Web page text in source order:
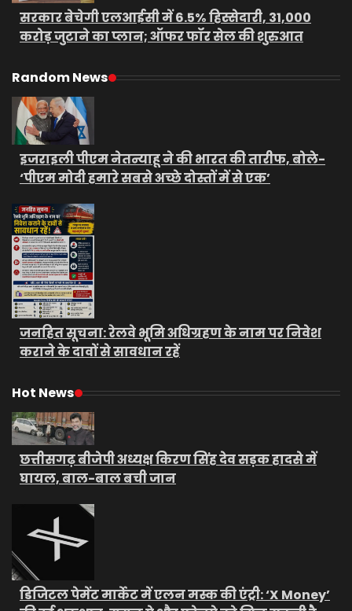
सरकार बेचेगी एलआईसी में 6.5% हिस्सेदारी, 31,000
करोड़ जुटाने का प्लान; ऑफर फॉर सेल की शुरुआत
Random News
इजराइली पीएम नेतन्याहू ने की भारत की तारीफ, बोले-
‘पीएम मोदी हमारे सबसे अच्छे दोस्तों में से एक’
जनहित सूचना: रेलवे भूमि अधिग्रहण के नाम पर निवेश
कराने के दावों से सावधान रहें
Hot News
छत्तीसगढ़ बीजेपी अध्यक्ष किरण सिंह देव सड़क हादसे में
घायल, बाल-बाल बची जान
डिजिटल पेमेंट मार्केट में एलन मस्क की एंट्री: ‘X Money’